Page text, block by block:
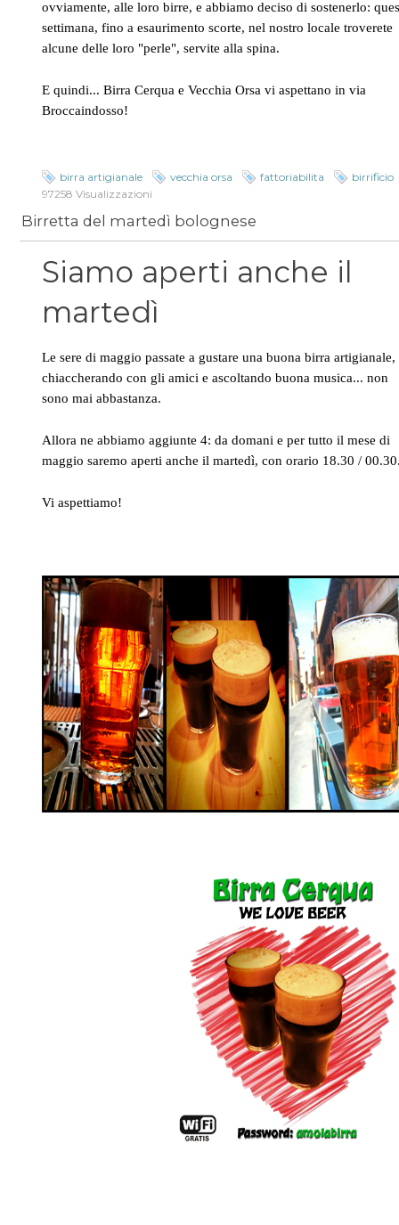
ovviamente, alle loro birre, e abbiamo deciso di sostenerlo:
settimana, fino a esaurimento scorte, nel nostro locale troverete
alcune delle loro "perle", servite alla spina.
E quindi... Birra Cerqua e Vecchia Orsa vi aspettano in via
Broccaindosso!
birra artigianale vecchia orsa fattoriabilita
birrificio
97258 Visualizzazioni
Birretta del martedì bolognese
Siamo aperti anche il
martedì
Le sere di maggio passate a gustare una buona birra artigianale,
chiaccherando con gli amici e ascoltando buona musica... non
sono mai abbastanza.
Allora ne abbiamo aggiunte 4: da domani e per tutto il mese di
maggio saremo aperti anche il martedì, con orario 18.30 /
Vi aspettiamo!